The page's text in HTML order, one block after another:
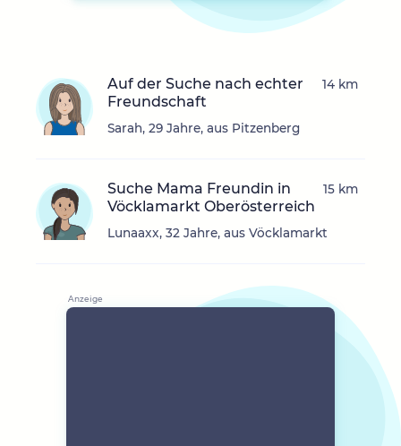
Auf der Suche nach echter
Freundschaft
Sarah, 29 Jahre, aus Pitzenberg
14 km
Suche Mama Freundin in
Vöcklamarkt Oberösterreich
Lunaaxx, 32 Jahre, aus Vöcklamarkt
15 km